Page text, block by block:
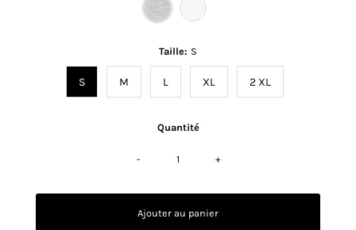
Taille: S
S M L XL 2 XL
Quantité
- +